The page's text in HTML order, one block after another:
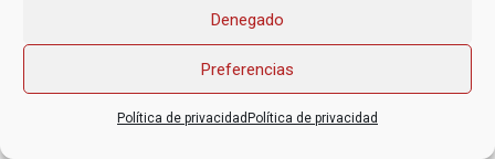
Denegado
Preferencias
Política de privacidad Política de privacidad